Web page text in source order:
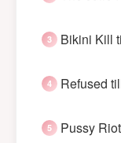
Bikini Kill
Refused
Pussy